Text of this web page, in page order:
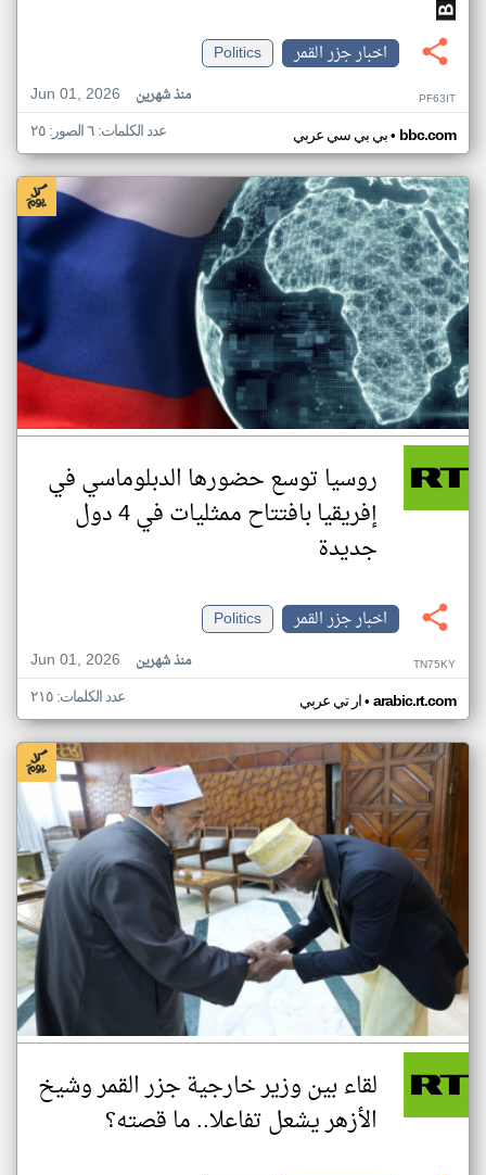
اخبار جزر القمر
Politics
Jun 01, 2026
منذ شهرين PF63IT
بي بي سي عربي• bbc.com عدد الكلمات: ٦ الصور: ٢٥
روسيا توسع حضورها الدبلوماسي في
إفريقيا بافتتاح ممثليات في 4 دول
جديدة
اخبار جزر القمر
Politics
Jun 01, 2026
منذ شهرين TN75KY
ار تي عربي• arabic.rt.com عدد الكلمات: ٢١٥
لقاء بين وزير خارجية جزر القمر وشيخ
الأزهر يشعل تفاعلا.. ما قصته؟